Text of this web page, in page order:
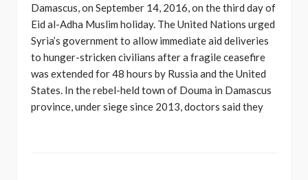
Damascus, on September 14, 2016, on the third day of
Eid al-Adha Muslim holiday. The United Nations urged
Syria’s government to allow immediate aid deliveries
to hunger-stricken civilians after a fragile ceasefire
was extended for 48 hours by Russia and the United
States. In the rebel-held town of Douma in Damascus
province, under siege since 2013, doctors said they